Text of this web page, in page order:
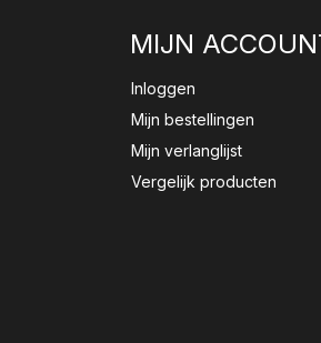
MIJN
Inloggen
Mijn bestellingen
Mijn verlanglijst
Vergelijk producten